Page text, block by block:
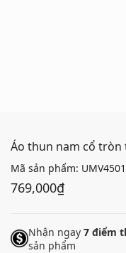
Áo thun nam cổ
Mã sản phẩm:
769,000₫
Nhận ngay 7 điểm
sản phẩm